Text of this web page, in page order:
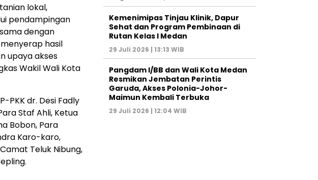
lokal,
pendampingan
dengan
hasil
upaya akses
Wakil Wali Kota
PKK dr. Desi Fadly
Staf Ahli, Ketua
Bobon, Para
Karo-karo,
Teluk Nibung,
Kemenimipas Tinjau Klinik, Dapur
Sehat dan Program Pembinaan di
Rutan Kelas I Medan
29 Juli 2026 | 13:13 WIB
Pangdam I/BB dan Wali Kota Medan
Resmikan Jembatan Perintis
Garuda, Akses Polonia-Johor-
Maimun Kembali Terbuka
29 Juli 2026 | 12:04 WIB